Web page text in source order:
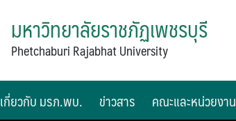
มหาวิทยาลัยราชภัฏเพชรบุรี
Phetchaburi Rajabhat University
เกี่ยวกับ มรภ.พบ. ข่าวสาร คณะและหน่วยงาน